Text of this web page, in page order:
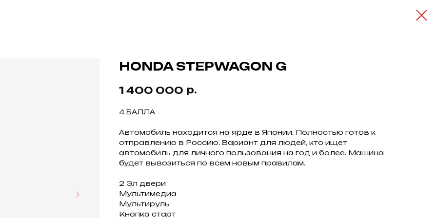
HONDA STEPWAGON G
1 400 000 р.
4 БАЛЛА
Автомобиль находится на ярде в Японии. Полностью готов к
отправлению в Россию. Вариант для людей, кто ищет
автомобиль для личного пользования на год и более. Машина
будет вывозиться по всем новым правилам.
2 Эл двери
Мультимедиа
Мультируль
Кнопка старт